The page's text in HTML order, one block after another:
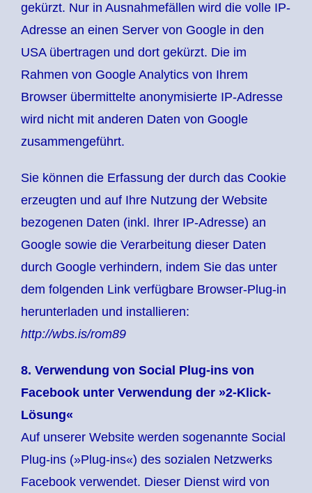
gekürzt. Nur in Ausnahmefällen wird die volle IP-
Adresse an einen Server von Google in den
USA übertragen und dort gekürzt. Die im
Rahmen von Google Analytics von Ihrem
Browser übermittelte anonymisierte IP-Adresse
wird nicht mit anderen Daten von Google
zusammengeführt.
Sie können die Erfassung der durch das Cookie
erzeugten und auf Ihre Nutzung der Website
bezogenen Daten (inkl. Ihrer IP-Adresse) an
Google sowie die Verarbeitung dieser Daten
durch Google verhindern, indem Sie das unter
dem folgenden Link verfügbare Browser-Plug-in
herunterladen und installieren:
http://wbs.is/rom89
8. Verwendung von Social Plug-ins von
Facebook unter Verwendung der »2-Klick-
Lösung«
Auf unserer Website werden sogenannte Social
Plug-ins (»Plug-ins«) des sozialen Netzwerks
Facebook verwendet. Dieser Dienst wird von